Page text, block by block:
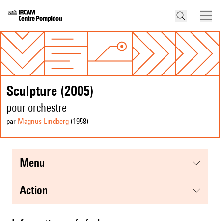
Sculpture (2005)
pour orchestre
par Magnus Lindberg (1958)
menu
action